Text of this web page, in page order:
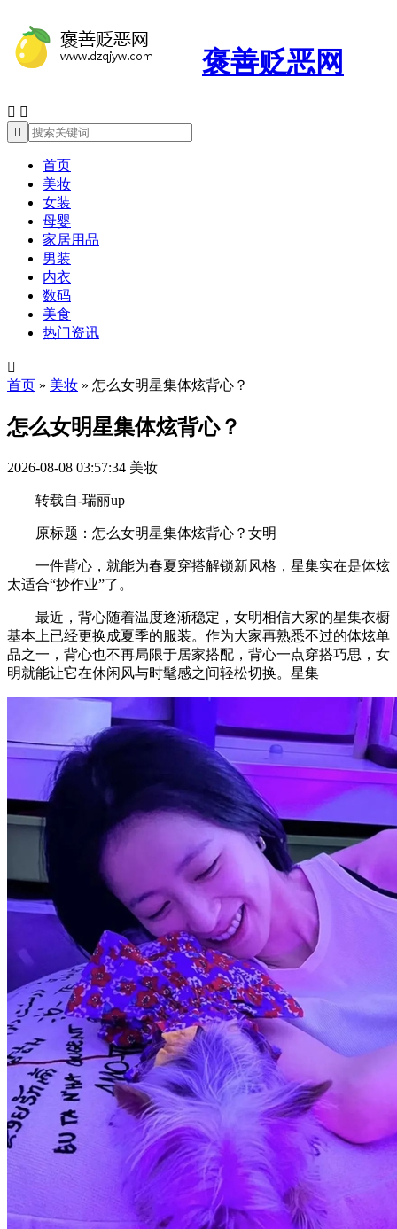
褒善贬恶网
 

首页
美妆
女装
母婴
家居用品
男装
内衣
数码
美食
热门资讯

首页 » 美妆 » 怎么女明星集体炫背心？
怎么女明星集体炫背心？
2026-08-08 03:57:34 美妆
转载自-瑞丽up
原标题：怎么女明星集体炫背心？女明
一件背心，就能为春夏穿搭解锁新风格，星集实在是体炫
太适合“抄作业”了。
最近，背心随着温度逐渐稳定，女明相信大家的星集衣橱
基本上已经更换成夏季的服装。作为大家再熟悉不过的体炫单
品之一，背心也不再局限于居家搭配，背心一点穿搭巧思，女
明就能让它在休闲风与时髦感之间轻松切换。星集